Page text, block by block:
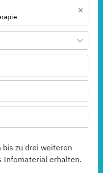
bis zu drei weiteren
Infomaterial erhalten.